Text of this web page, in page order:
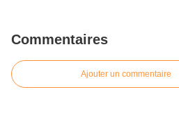
Commentaires
Ajouter un commentaire